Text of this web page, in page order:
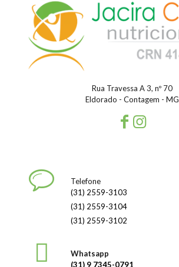
Rua Travessa A 3, nº 70
Eldorado - Contagem - MG
Telefone
(31) 2559-3103
(31) 2559-3104
(31) 2559-3102
Whatsapp
(31) 9 7345-0791